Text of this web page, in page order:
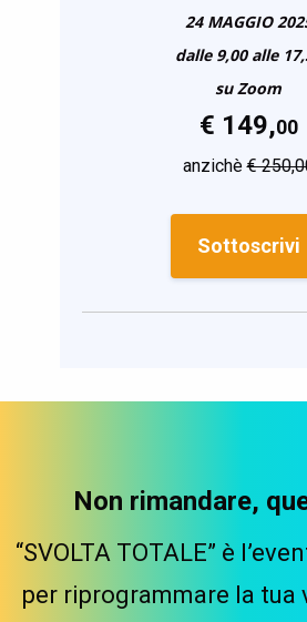
24 MAGGIO
dalle 9,00 alle
su Zoom
€ 149,00
anzichè€
Sottoscrivi
Non rimandare,
“SVOLTA TOTALE” è
per riprogrammare la tua